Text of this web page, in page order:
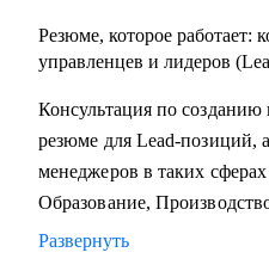
бренд,
крупных компаний.
Резюме, которое работает:
управленцев и лидеров
Консультация по
резюме для Lead-позиций,
менеджеров в таких
Образование,
Развернуть